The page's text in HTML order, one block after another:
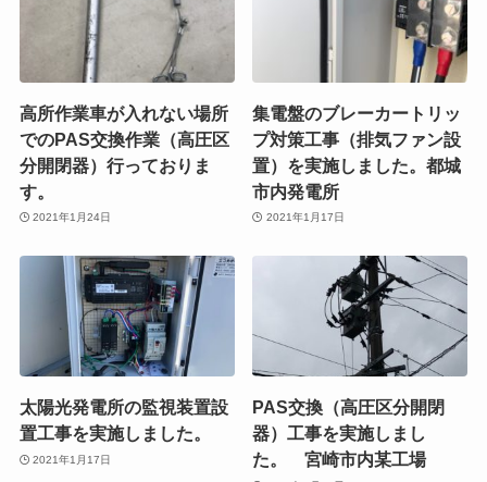
高所作業車が入れない場所
でのPAS交換作業（高圧区
分開閉器）行っておりま
す。
2021年1月24日
集電盤のブレーカートリッ
プ対策工事（排気ファン設
置）を実施しました。都城
市内発電所
2021年1月17日
太陽光発電所の監視装置設
置工事を実施しました。
2021年1月17日
PAS交換（高圧区分開閉
器）工事を実施しまし
た。 宮崎市内某工場